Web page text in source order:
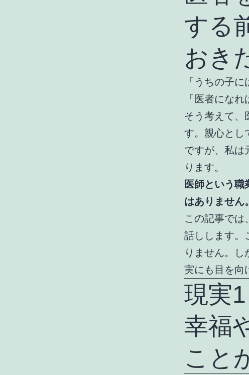
する
おき
「うちの子
「医者にな
そう考えて、
す。親心とし
ですが、私は
ります。
医師という職
はありません。
この記事では
話しします。
りません。
実にも目を向
現実
幸福
こと